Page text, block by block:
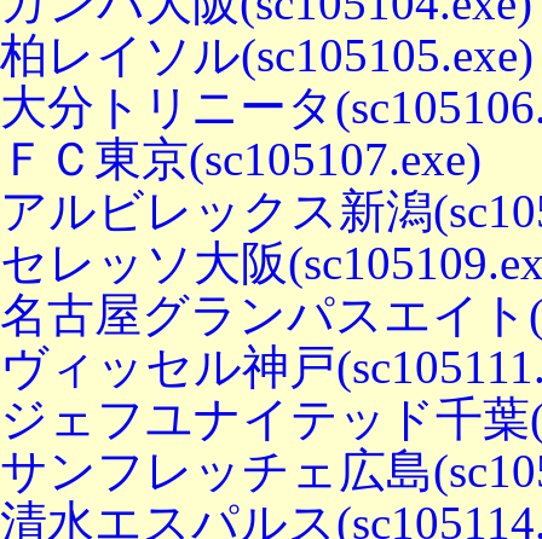
柏レイソル(sc105105.exe)
大分トリニータ
ＦＣ東京(sc105107.exe)
アルビレックス新潟
セレッソ大阪
名古屋グランパスエイト
ヴィッセル神戸
ジェフユナイテッド千葉
サンフレッチェ広島
清水エスパルス